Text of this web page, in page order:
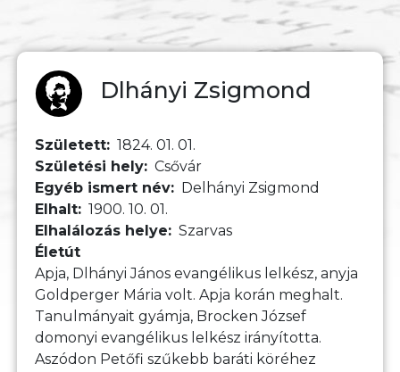
Dlhányi Zsigmond
Született
1824. 01. 01.
Születési hely
Csővár
Egyéb ismert név
Delhányi Zsigmond
Elhalt
1900. 10. 01.
Elhalálozás helye
Szarvas
Életút
Apja, Dlhányi János evangélikus lelkész, anyja
Goldperger Mária volt. Apja korán meghalt.
Tanulmányait gyámja, Brocken József
domonyi evangélikus lelkész irányította.
Aszódon Petőfi szűkebb baráti köréhez